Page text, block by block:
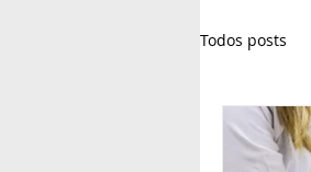
Todos posts